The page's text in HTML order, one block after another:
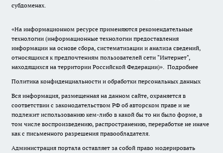
субдоменах.
«На информационном ресурсе применяются рекомендательные
технологии (информационные технологии предоставления
информации на основе сбора, систематизации и анализа сведений,
относящихся к предпочтениям пользователей сети "Интернет",
находящихся на территории Российской Федерации)». Подробнее
Политика конфиденциальности и обработки персональных данных
Вся информация, размещенная на данном сайте, охраняется в
соответствии с законодательством РФ об авторском праве и не
подлежит использованию кем-либо в какой бы то ни было форме, в
том числе воспроизведению, распространению, переработке не иначе
как с письменного разрешения правообладателя.
Администрация портала оставляет за собой право модерировать